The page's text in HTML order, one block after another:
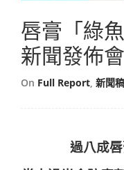
唇膏「綠
新聞發佈會
On Full Report 新聞稿
過八成